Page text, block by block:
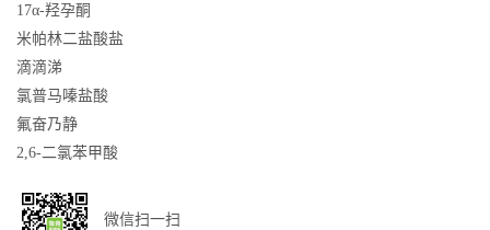
17α-羟孕酮
米帕林二盐酸盐
滴滴涕
氯普马嗪盐酸
氟奋乃静
2,6-二氯苯甲酸
微信扫一扫